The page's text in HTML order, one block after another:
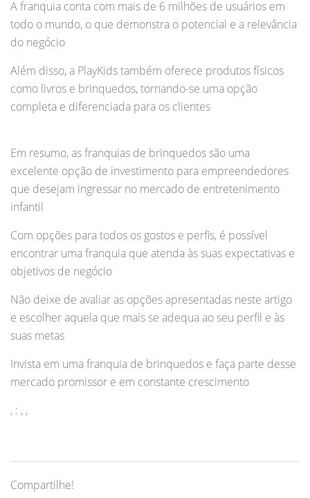
A franquia conta com mais de 6 milhões de usuários em
todo o mundo, o que demonstra o potencial e a relevância
do negócio
Além disso, a PlayKids também oferece produtos físicos
como livros e brinquedos, tornando-se uma opção
completa e diferenciada para os clientes
Em resumo, as franquias de brinquedos são uma
excelente opção de investimento para empreendedores
que desejam ingressar no mercado de entretenimento
infantil
Com opções para todos os gostos e perfis, é possível
encontrar uma franquia que atenda às suas expectativas e
objetivos de negócio
Não deixe de avaliar as opções apresentadas neste artigo
e escolher aquela que mais se adequa ao seu perfil e às
suas metas
Invista em uma franquia de brinquedos e faça parte desse
mercado promissor e em constante crescimento
, : , ,
Compartilhe!